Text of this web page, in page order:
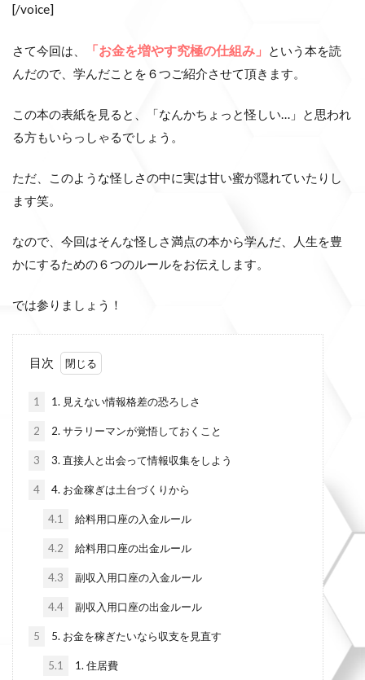
[/voice]
さて今回は、 「お金を増やす究極の仕組み」
という本を読
んだので、学んだことを６つご紹介させて頂きます。
この本の表紙を見ると、「なんかちょっと怪しい…」と思われ
る方もいらっしゃるでしょう。
ただ、このような怪しさの中に実は甘い蜜が隠れていたりし
ます笑。
なので、今回はそんな怪しさ満点の本から学んだ、人生を豊
かにするための６つのルールをお伝えします。
では参りましょう！
目次
1 1. 見えない情報格差の恐ろしさ
2 2. サラリーマンが覚悟しておくこと
3 3. 直接人と出会って情報収集をしよう
4 4. お金稼ぎは土台づくりから
4.1 給料用口座の入金ルール
4.2 給料用口座の出金ルール
4.3 副収入用口座の入金ルール
4.4 副収入用口座の出金ルール
5 5. お金を稼ぎたいなら収支を見直す
5.1 1. 住居費